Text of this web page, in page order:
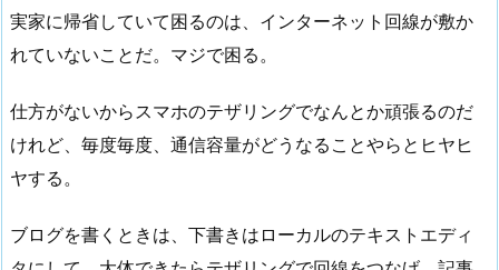
実家に帰省していて困るのは、インターネット回線が敷か
れていないことだ。マジで困る。
仕方がないからスマホのテザリングでなんとか頑張るのだ
けれど、毎度毎度、通信容量がどうなることやらとヒヤヒ
ヤする。
ブログを書くときは、下書きはローカルのテキストエディ